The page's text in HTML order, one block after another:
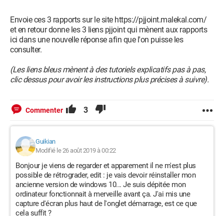
Envoie ces 3 rapports sur le site https://pjjoint.malekal.com/
et en retour donne les 3 liens pjjoint qui mènent aux rapports
ici dans une nouvelle réponse afin que l'on puisse les
consulter.
(Les liens bleus mènent à des tutoriels explicatifs pas à pas,
clic dessus pour avoir les instructions plus précises à suivre).
Commenter 3
Guikian
Modifié le 26 août 2019 à 00:22
Bonjour je viens de regarder et apparement il ne m'est plus
possible de rétrograder, edit : je vais devoir réinstaller mon
ancienne version de windows 10... Je suis dépitée mon
ordinateur fonctionnait à merveille avant ça. J'ai mis une
capture d'écran plus haut de l'onglet démarrage, est ce que
cela suffit ?